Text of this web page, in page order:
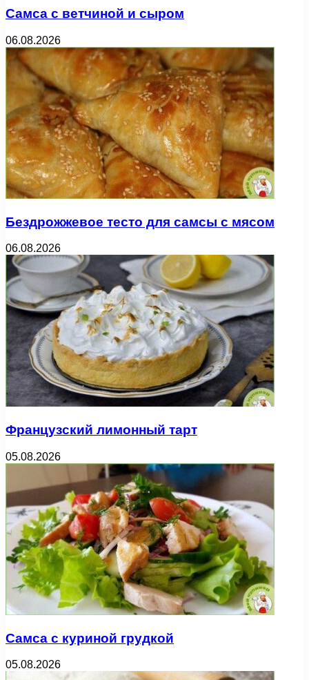
Самса с ветчиной и сыром
06.08.2026
Бездрожжевое тесто для самсы с мясом
06.08.2026
Французский лимонный тарт
05.08.2026
Самса с куриной грудкой
05.08.2026